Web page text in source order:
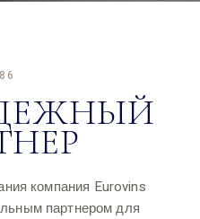
компания Eurovins
партнером для